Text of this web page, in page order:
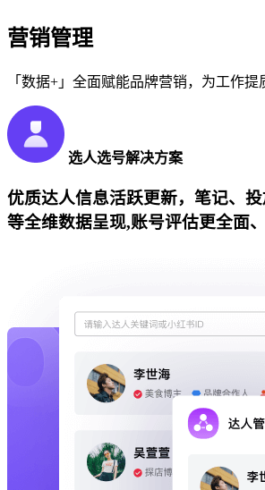
营销管理
「数据+」全面赋能品牌营销，为工作提
选人选号解决方案
优质达人信息活跃更新，笔记、
等全维数据呈现,账号评估更全面、